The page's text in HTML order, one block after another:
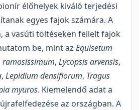
élőhelyek kiváló terjedési
egyes fajok számára. A
a vasúti töltéseken fellelt fajok
be, mint az Equisetum
ramosissimum, Lycopsis arvensis,
, Lepidium densiflorum, Tragus
myuros. Kiemelendő adat a
újrafelfedezése az országban. A